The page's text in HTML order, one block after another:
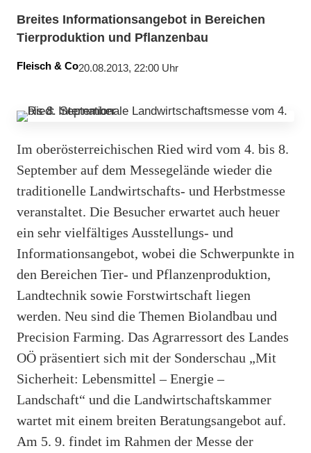
Breites Informationsangebot in Bereichen
Tierproduktion und Pflanzenbau
Fleisch & Co20.08.2013, 22:00 Uhr
Im oberösterreichischen Ried wird vom 4. bis 8.
September auf dem Messegelände wieder die
traditionelle Landwirtschafts- und Herbstmesse
veranstaltet. Die Besucher erwartet auch heuer
ein sehr vielfältiges Ausstellungs- und
Informationsangebot, wobei die Schwerpunkte in
den Bereichen Tier- und Pflanzenproduktion,
Landtechnik sowie Forstwirtschaft liegen
werden. Neu sind die Themen Biolandbau und
Precision Farming. Das Agrarressort des Landes
OÖ präsentiert sich mit der Sonderschau „Mit
Sicherheit: Lebensmittel – Energie –
Landschaft“ und die Landwirtschaftskammer
wartet mit einem breiten Beratungsangebot auf.
Am 5. 9. findet im Rahmen der Messe der